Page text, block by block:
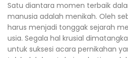
Satu diantara momen terbaik
manusia adalah menikah. Oleh
harus menjadi tonggak sejarah
usia. Segala hal krusial
untuk suksesi acara pernikahan